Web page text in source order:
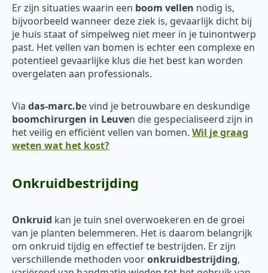
Er zijn situaties waarin een boom vellen nodig is,
bijvoorbeeld wanneer deze ziek is, gevaarlijk dicht bij
je huis staat of simpelweg niet meer in je tuinontwerp
past. Het vellen van bomen is echter een complexe en
potentieel gevaarlijke klus die het best kan worden
overgelaten aan professionals.
Via das-marc.be vind je betrouwbare en deskundige
boomchirurgen in Leuven die gespecialiseerd zijn in
het veilig en efficiënt vellen van bomen. Wil je graag
weten wat het kost?
Onkruidbestrijding
Onkruid kan je tuin snel overwoekeren en de groei
van je planten belemmeren. Het is daarom belangrijk
om onkruid tijdig en effectief te bestrijden. Er zijn
verschillende methoden vooronkruidbestrijding,